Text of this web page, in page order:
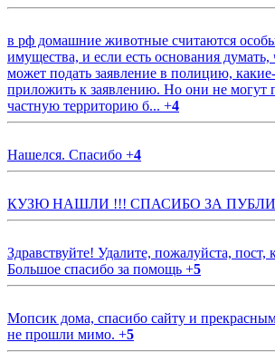
в рф домашние животные считаются
имущества, и если есть основания думать,
может подать заявление в полицию, какие-
приложить к заявлению. Но они не могут
частную территорию б... +4
Нашелся. Спасибо +4
КУЗЮ НАШЛИ !!! СПАСИБО ЗА
Здравствуйте! Удалите, пожалуйста, пост,
Большое спасибо за помощь +5
Мопсик дома, спасибо сайту и
не прошли мимо. +5